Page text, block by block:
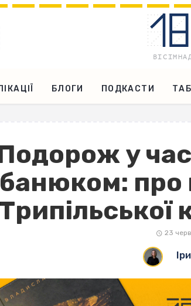
БЛОГИ ПОДКАСТИ
у
про
23